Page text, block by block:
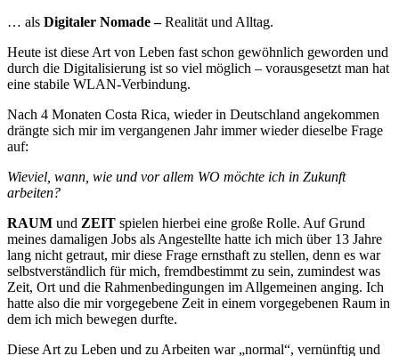
… als Digitaler Nomade –Realität und Alltag.
Heute ist diese Art von Leben fast schon gewöhnlich geworden und
durch die Digitalisierung ist so viel möglich – vorausgesetzt man hat
eine stabile WLAN-Verbindung.
Nach 4 Monaten Costa Rica, wieder in Deutschland angekommen
drängte sich mir im vergangenen Jahr immer wieder dieselbe Frage
auf:
Wieviel, wann, wie und vor allem WO möchte ich in Zukunft
arbeiten?
RAUM und ZEIT spielen hierbei eine große Rolle. Auf Grund
meines damaligen Jobs als Angestellte hatte ich mich über 13 Jahre
lang nicht getraut, mir diese Frage ernsthaft zu stellen, denn es war
selbstverständlich für mich, fremdbestimmt zu sein, zumindest was
Zeit, Ort und die Rahmenbedingungen im Allgemeinen anging. Ich
hatte also die mir vorgegebene Zeit in einem vorgegebenen Raum in
dem ich mich bewegen durfte.
Diese Art zu Leben und zu Arbeiten war „normal“, vernünftig und